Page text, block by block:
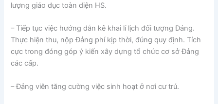
lượng giáo dục toàn diện HS.
– Tiếp tục việc hướng dẫn kê khai lí lịch đối tượng Đảng.
Thực hiện thu, nộp Đảng phí kịp thời, đúng quy định. Tích
cực trong đóng góp ý kiến xây dựng tổ chức cơ sở Đảng
các cấp.
– Đảng viên tăng cường việc sinh hoạt ở nơi cư trú.